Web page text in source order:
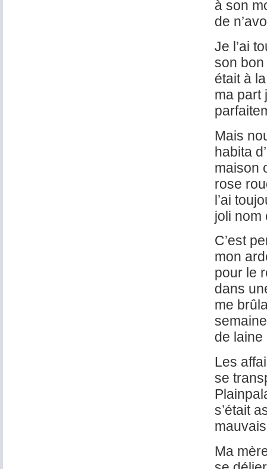
à son
de
Je l’ai
son
était à
ma part
Mais
habita
maison
rose
l’ai
joli nom
C’est
mon
pour le
dans
me
de laine
Les
se
s’était
Ma